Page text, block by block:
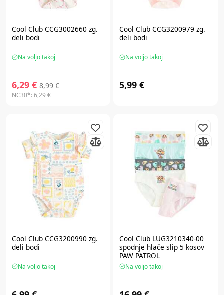
Cool Club CCG3002660 zg.
deli bodi
Na voljo takoj
6,29 € 8,99 €
NC30*:6,29 €
Cool Club CCG3200979 zg.
deli bodi
Na voljo takoj
5,99 €
Cool Club CCG3200990 zg.
deli bodi
Na voljo takoj
Cool Club LUG3210340-00
spodnje hlače slip 5 kosov
PAW PATROL
Na voljo takoj